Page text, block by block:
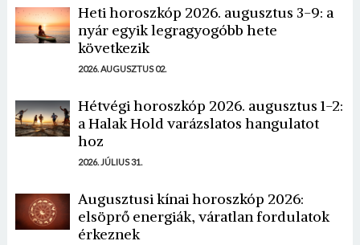
Heti horoszkóp 2026. augusztus 3-9: a
nyár egyik legragyogóbb hete
következik
2026. AUGUSZTUS 02.
Hétvégi horoszkóp 2026. augusztus 1-2:
a Halak Hold varázslatos hangulatot
hoz
2026. JÚLIUS 31.
Augusztusi kínai horoszkóp 2026:
elsöprő energiák, váratlan fordulatok
érkeznek